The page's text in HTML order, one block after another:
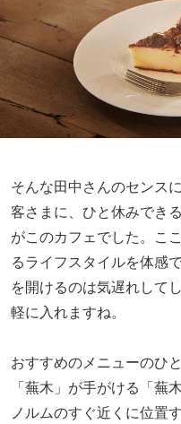
そんな田中さんのセンス
客さまに、ひと休みで
がこのカフェでした。こ
るライフスタイルを体感
を開けるのは気遅れして
軽に入れますね。
おすすめのメニューのひ
「蕪木」が手がける「蕪
ノルムのすぐ近くに位置